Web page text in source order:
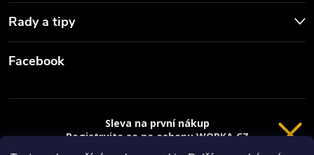
Rady a tipy
Facebook
Sleva na první nákup
Registrujte se na eshopu WORKA.CZ
sleva 100 Kč* na nákup je Vaše.